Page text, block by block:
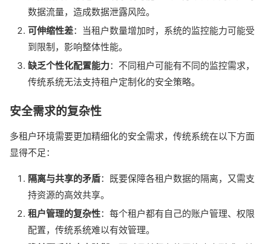
数据流量，造成数据泄露风险。
可伸缩性差：当租户数量增加时，系统的监控能力可能受
到限制，影响整体性能。
缺乏个性化配置能力：不同租户可能有不同的监控需求，
传统系统无法支持租户定制化的安全策略。
安全需求的复杂性
多租户环境需要更加精细化的安全需求，传统系统在以下方面
显得不足：
隔离与共享的矛盾：既要保障各租户数据的隔离，又需支
持资源的高效共享。
租户管理的复杂性：每个租户都有自己的账户管理、权限
配置，传统系统难以有效管理。